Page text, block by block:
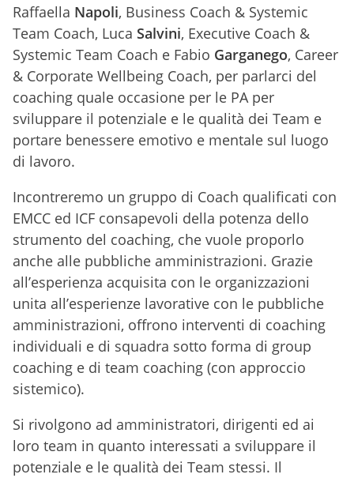
Raffaella Napoli, Business Coach & Systemic
Team Coach, Luca Salvini, Executive Coach &
Systemic Team Coach e Fabio Garganego, Career
& Corporate Wellbeing Coach, per parlarci del
coaching quale occasione per le PA per
sviluppare il potenziale e le qualità dei Team e
portare benessere emotivo e mentale sul luogo
di lavoro.
Incontreremo un gruppo di Coach qualificati con
EMCC ed ICF consapevoli della potenza dello
strumento del coaching, che vuole proporlo
anche alle pubbliche amministrazioni. Grazie
all’esperienza acquisita con le organizzazioni
unita all’esperienze lavorative con le pubbliche
amministrazioni, offrono interventi di coaching
individuali e di squadra sotto forma di group
coaching e di team coaching (con approccio
sistemico).
Si rivolgono ad amministratori, dirigenti ed ai
loro team in quanto interessati a sviluppare il
potenziale e le qualità dei Team stessi. Il